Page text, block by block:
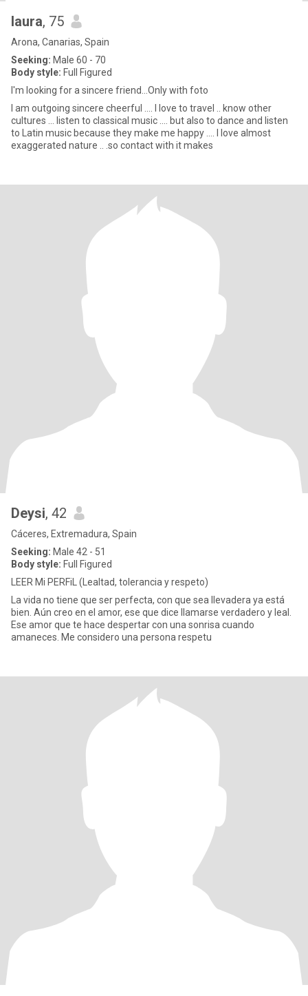
laura, 75
Arona, Canarias, Spain
Seeking: Male 60 - 70
Body style: Full Figured
I'm looking for a sincere friend...Only with foto
I am outgoing sincere cheerful .... I love to travel .. know other
cultures ... listen to classical music .... but also to dance and listen
to Latin music because they make me happy .... I love almost
exaggerated nature .. .so contact with it makes
Deysi, 42
Cáceres, Extremadura, Spain
Seeking: Male 42 - 51
Body style: Full Figured
LEER Mi PERFiL (Lealtad, tolerancia y respeto)
La vida no tiene que ser perfecta, con que sea llevadera ya está
bien. Aún creo en el amor, ese que dice llamarse verdadero y leal.
Ese amor que te hace despertar con una sonrisa cuando
amaneces. Me considero una persona respetu